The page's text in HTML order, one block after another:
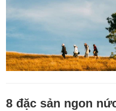
8 đặc sản ngon